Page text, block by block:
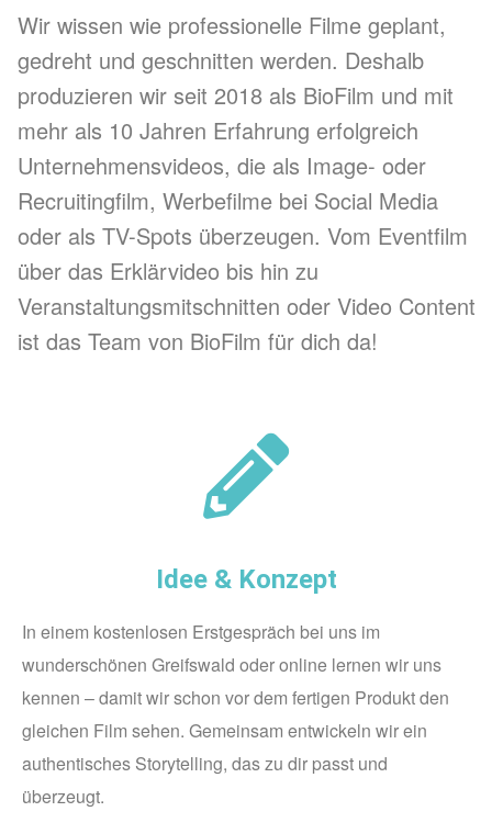
Wir wissen wie professionelle Filme geplant,
gedreht und geschnitten werden. Deshalb
produzieren wir seit 2018 als BioFilm und mit
mehr als 10 Jahren Erfahrung erfolgreich
Unternehmensvideos, die als Image- oder
Recruitingfilm, Werbefilme bei Social Media
oder als TV-Spots überzeugen. Vom Eventfilm
über das Erklärvideo bis hin zu
Veranstaltungsmitschnitten oder Video Content
ist das Team von BioFilm für dich da!
Idee & Konzept
In einem kostenlosen Erstgespräch bei uns im
wunderschönen Greifswald oder online lernen wir uns
kennen – damit wir schon vor dem fertigen Produkt den
gleichen Film sehen. Gemeinsam entwickeln wir ein
authentisches Storytelling, das zu dir passt und
überzeugt.